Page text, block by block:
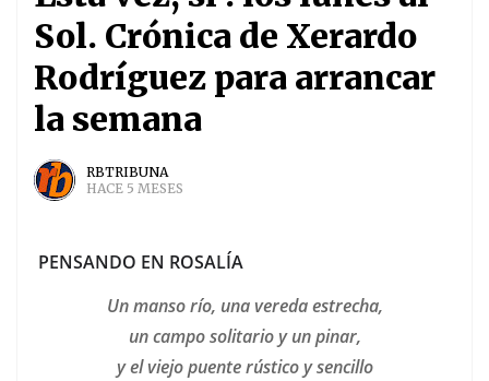
Sol. Crónica de Xerardo
Rodríguez para arrancar
la semana
RBTRIBUNA
HACE 5 MESES
PENSANDO EN ROSALÍA
Un manso río, una vereda estrecha,
un campo solitario y un pinar,
y el viejo puente rústico y sencillo